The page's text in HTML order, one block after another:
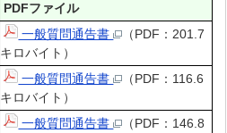
PDFファイル
一般質問通告書
（PDF：201.7
キロバイト）
一般質問通告書
（PDF：116.6
キロバイト）
一般質問通告書
（PDF：146.8